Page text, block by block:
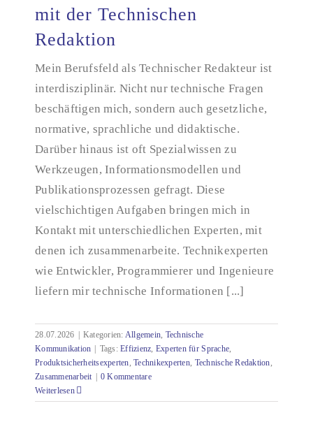
Effiziente Zusammenarbeit mit der Technischen
mit der Technischen
Redaktion
Mein Berufsfeld als Technischer Redakteur ist
interdisziplinär. Nicht nur technische Fragen
beschäftigen mich, sondern auch gesetzliche,
normative, sprachliche und didaktische.
Darüber hinaus ist oft Spezialwissen zu
Werkzeugen, Informationsmodellen und
Publikationsprozessen gefragt. Diese
vielschichtigen Aufgaben bringen mich in
Kontakt mit unterschiedlichen Experten, mit
denen ich zusammenarbeite. Technikexperten
wie Entwickler, Programmierer und Ingenieure
liefern mir technische Informationen [...]
28.07.2026 Kategorien: Allgemein, Technische
Kommunikation
Tags:Effizienz, Experten für Sprache,
Produktsicherheitsexperten,Technikexperten, Technische Redaktion,
Zusammenarbeit
0 Kommentare
Weiterlesen